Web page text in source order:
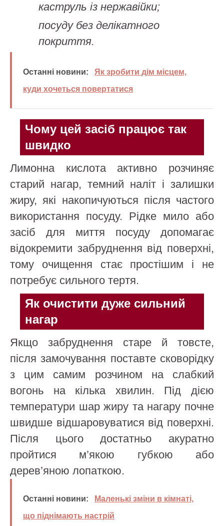
каструль із нержавійки;
посуду без делікатного
покриття.
Останні новини:
Як зробити дім місцем,
куди хочеться повертатися
Чому цей засіб працює так
швидко
Лимонна кислота активно розчиняє
старий нагар, темний наліт і залишки
жиру, які накопичуються після частого
використання посуду. Рідке мило або
засіб для миття посуду допомагає
відокремити забруднення від поверхні,
тому очищення стає простішим і не
потребує сильного тертя.
Як очистити дуже сильний
нагар
Якщо забруднення старе й товсте,
після замочування поставте сковорідку
з цим самим розчином на слабкий
вогонь на кілька хвилин. Під дією
температури шар жиру та нагару почне
швидше відшаровуватися від поверхні.
Після цього достатньо акуратно
пройтися м’якою губкою або
дерев’яною лопаткою.
Останні новини:
Маленькі зміни в кімнаті,
що піднімають настрій